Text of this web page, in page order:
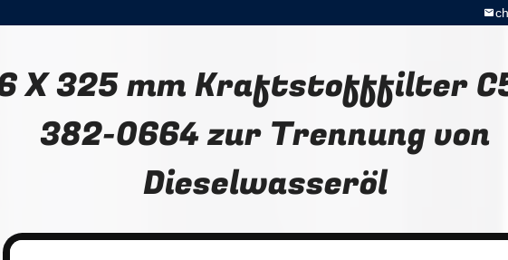
X 325 mm Kraftstofffilter
382-0664 zur Trennung von
Dieselwasseröl